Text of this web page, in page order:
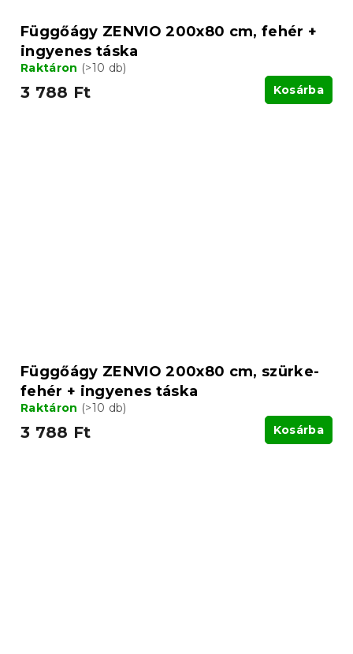
Függőágy ZENVIO 200x80 cm, fehér +
ingyenes táska
Raktáron (>10 db)
3 788 Ft Kosárba
Függőágy ZENVIO 200x80 cm, szürke-
fehér + ingyenes táska
Raktáron (>10 db)
3 788 Ft Kosárba